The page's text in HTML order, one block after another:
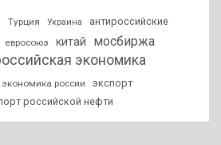
Турция Украина
антироссийские
евросоюз китай
мосбиржа
экономика
экономика россии
экспорт
российской нефти